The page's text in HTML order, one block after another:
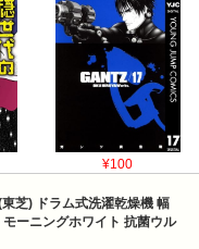
¥100
芝) ドラム式洗濯乾燥機 幅
ーニングホワイト 抗菌ウル